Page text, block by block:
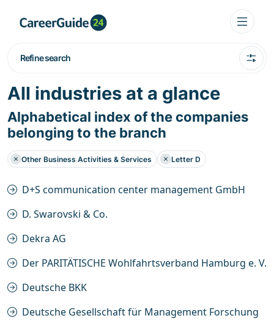
Refine search
All industries at a glance
Alphabetical index of the companies
belonging to the branch
Other Business Activities & Services Letter D
D+S communication center management GmbH
D. Swarovski & Co.
Dekra AG
Der PARITÄTISCHE Wohlfahrtsverband Hamburg e. V.
Deutsche BKK
Deutsche Gesellschaft für Management Forschung